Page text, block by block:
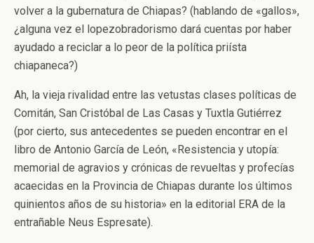
volver a la gubernatura de Chiapas? (hablando de «gallos»,
¿alguna vez el lopezobradorismo dará cuentas por haber
ayudado a reciclar a lo peor de la política priísta
chiapaneca?)
Ah, la vieja rivalidad entre las vetustas clases políticas de
Comitán, San Cristóbal de Las Casas y Tuxtla Gutiérrez
(por cierto, sus antecedentes se pueden encontrar en el
libro de Antonio García de León, «Resistencia y utopía:
memorial de agravios y crónicas de revueltas y profecías
acaecidas en la Provincia de Chiapas durante los últimos
quinientos años de su historia» en la editorial ERA de la
entrañable Neus Espresate).